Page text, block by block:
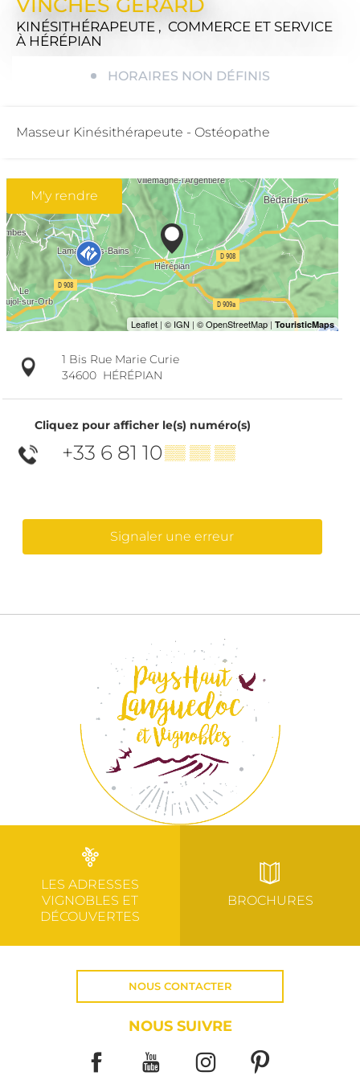
KINÉSITHÉRAPEUTE , COMMERCE ET SERVICE
À HÉRÉPIAN
HORAIRES NON DÉFINIS
Masseur Kinésithérapeute - Ostéopathe
M'y rendre
1 Bis Rue Marie Curie
34600 HÉRÉPIAN
Cliquez pour afficher le(s) numéro(s)
+33 6 81 10▒▒ ▒▒ ▒▒
Signaler une erreur
LES ADRESSES
VIGNOBLES ET
DÉCOUVERTES
BROCHURES
NOUS CONTACTER
NOUS SUIVRE